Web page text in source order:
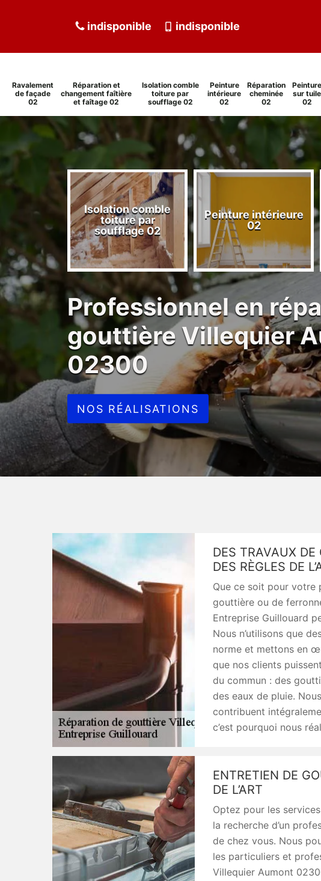
indisponible indisponible
Ravalement
de façade
02
Réparation et
changement faîtière
et faîtage 02
Isolation comble
toiture par
soufflage 02
Peinture
intérieure
02
Réparation
cheminée
02
Peinture
sur tuile
02
faîtage
Isolation comble
toiture par
soufflage 02
Peinture intérieure
02
Professionnel en
gouttière Villequier
02300
NOS RÉALISATIONS
DES TRAVAUX DE
DES RÈGLES DE
Que ce soit pour votre
gouttière ou de
Entreprise Guillouard
Nous n’utilisons que
norme et mettons en
que nos clients
du commun : des
des eaux de pluie.
contribuent
c’est pourquoi nous
ENTRETIEN DE
DE L’ART
Optez pour les
la recherche d’un
de chez vous. Nous
les particuliers et
Villequier Aumont